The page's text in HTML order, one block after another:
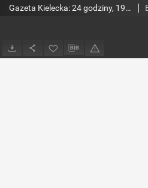
Gazeta Kielecka: 24 godziny, 1993, R.5, nr 144